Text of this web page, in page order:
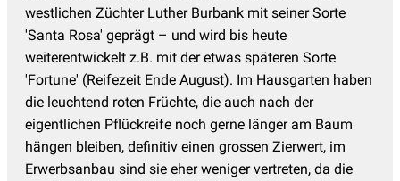
westlichen Züchter Luther Burbank mit seiner Sorte
'Santa Rosa' geprägt – und wird bis heute
weiterentwickelt z.B. mit der etwas späteren Sorte
'Fortune' (Reifezeit Ende August). Im Hausgarten haben
die leuchtend roten Früchte, die auch nach der
eigentlichen Pflückreife noch gerne länger am Baum
hängen bleiben, definitiv einen grossen Zierwert, im
Erwerbsanbau sind sie eher weniger vertreten, da die